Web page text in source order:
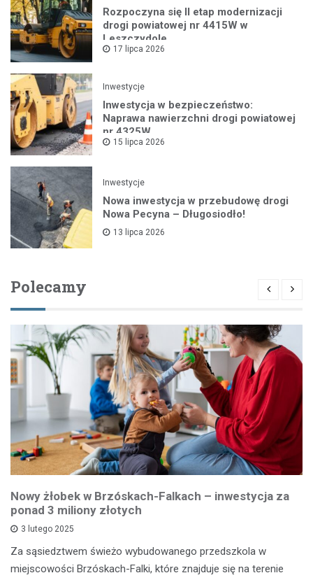
Rozpoczyna się II etap modernizacji
drogi powiatowej nr 4415W w
Leszczydole
17 lipca 2026
Inwestycje
Inwestycja w bezpieczeństwo:
Naprawa nawierzchni drogi powiatowej
nr 4325W
15 lipca 2026
Inwestycje
Nowa inwestycja w przebudowę drogi
Nowa Pecyna – Długosiodło!
13 lipca 2026
Polecamy
Nowy żłobek w Brzóskach-Falkach – inwestycja za
ponad 3 miliony złotych
3 lutego 2025
Za sąsiedztwem świeżo wybudowanego przedszkola w
miejscowości Brzóskach-Falki, które znajduje się na terenie